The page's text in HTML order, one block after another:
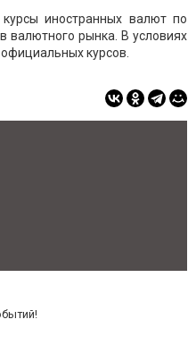
иностранных валют по
рынка. В условиях
курсов.